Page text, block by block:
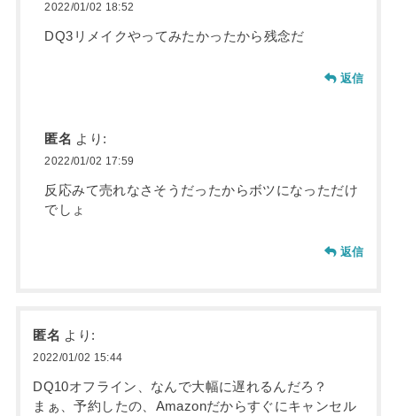
2022/01/02 18:52
DQ3リメイクやってみたかったから残念だ
返信
匿名 より:
2022/01/02 17:59
反応みて売れなさそうだったからボツになっただけ
でしょ
返信
匿名 より:
2022/01/02 15:44
DQ10オフライン、なんで大幅に遅れるんだろ？
まぁ、予約したの、Amazonだからすぐにキャンセル